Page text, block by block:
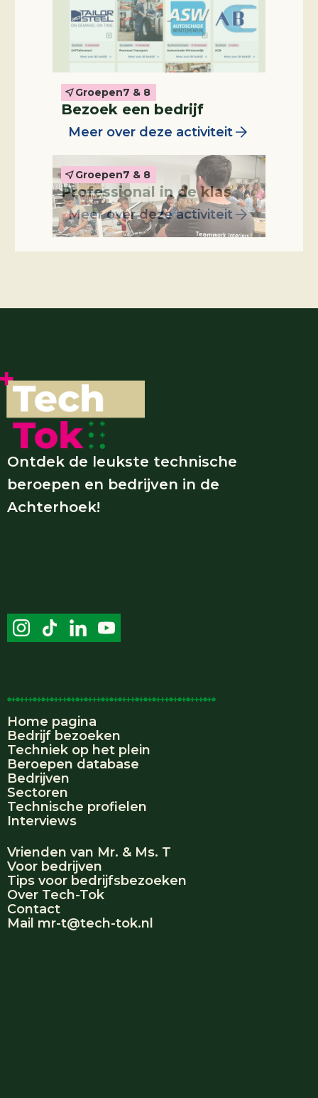
Groepen7 & 8
Bezoek een bedrijf
Meer over deze activiteit
Professional in de klas
Groepen7 & 8
Professional in de klas
Meer over deze activiteit
Ontdek de leukste technische
beroepen en bedrijven in de
Achterhoek!
Home pagina
Bedrijf bezoeken
Techniek op het plein
Beroepen database
Bedrijven
Sectoren
Technische profielen
Interviews
Vrienden van Mr. & Ms. T
Voor bedrijven
Tips voor bedrijfsbezoeken
Over Tech-Tok
Contact
Mail mr-t@tech-tok.nl